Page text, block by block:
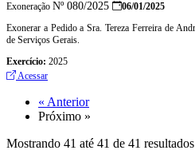
Exoneração Nº 080/2025
06/01/2025
Exonerar a Pedido a Sra. Tereza Ferreira de
de Serviços Gerais.
Exercício: 2025
Acessar
« Anterior
Próximo »
Mostrando 41 até 41 de 41 resultados